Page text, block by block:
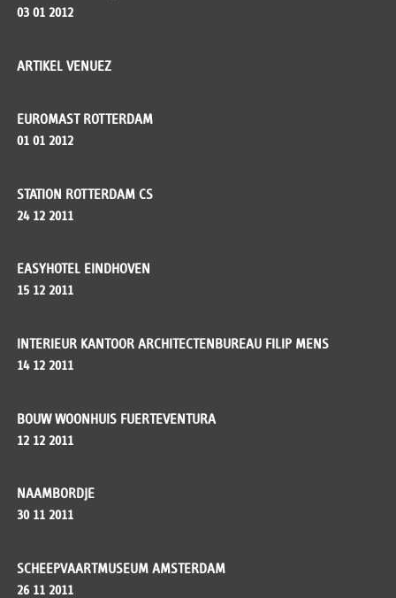
03 01 2012
ARTIKEL VENUEZ
EUROMAST ROTTERDAM
01 01 2012
STATION ROTTERDAM CS
24 12 2011
EASYHOTEL EINDHOVEN
15 12 2011
INTERIEUR KANTOOR ARCHITECTENBUREAU FILIP MENS
14 12 2011
BOUW WOONHUIS FUERTEVENTURA
12 12 2011
NAAMBORDJE
30 11 2011
SCHEEPVAARTMUSEUM AMSTERDAM
26 11 2011